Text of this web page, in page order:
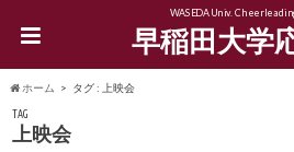
WASEDA Univ.
早稲田大学
ホーム タグ : 上映会
TAG
上映会